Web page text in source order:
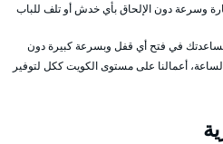
وسرعة دون الإلحاق بأي خدش أو تلف للباب
في فتح أي قفل وبسرعة كبيرة دون
أعمالنا على مستوى الكويت ككل لتوفير